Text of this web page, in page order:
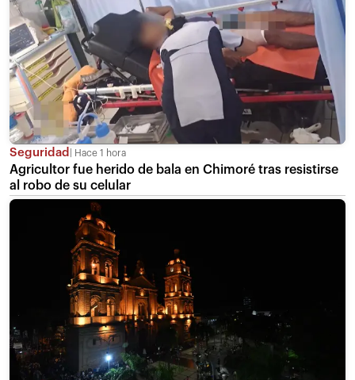
Seguridad Hace 1 hora
Agricultor fue herido de bala en Chimoré tras resistirse
al robo de su celular